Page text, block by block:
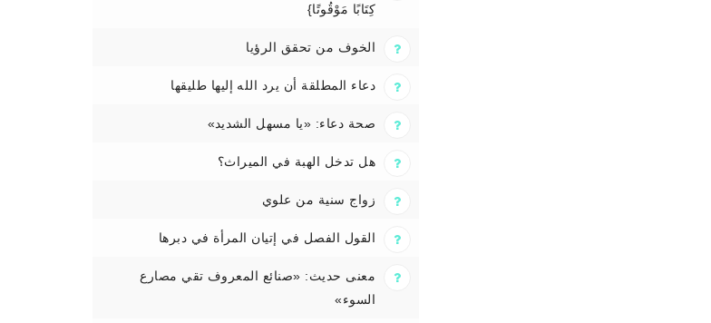
كِتَابًا مَوْقُوتًا}
الخوف من تحقق الرؤيا
دعاء المطلقة أن يرد الله إليها طليقها
صحة دعاء: «يا مسهل الشديد»
هل تدخل الهبة في الميراث؟
زواج سنية من علوي
القول الفصل في إتيان المرأة في دبرها
معنى حديث: «صنائع المعروف تقي مصارع
السوء»